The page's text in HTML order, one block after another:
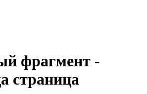
фрагмент -
страница